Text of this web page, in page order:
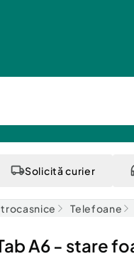
Solicită curier
Telefoane
A6 - stare